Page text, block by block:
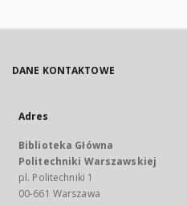
DANE KONTAKTOWE
Adres
Biblioteka Główna
Politechniki Warszawskiej
pl. Politechniki 1
00-661 Warszawa